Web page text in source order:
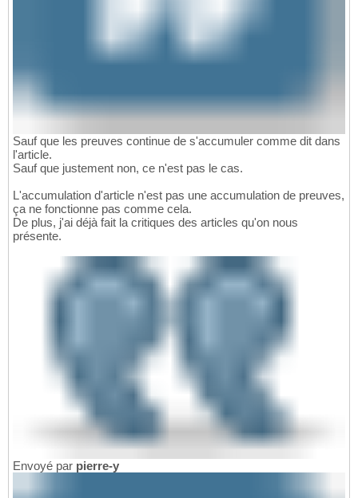
Sauf que les preuves continue de s'accumuler comme dit dans
l'article.
Sauf que justement non, ce n'est pas le cas.
L'accumulation d'article n'est pas une accumulation de preuves,
ça ne fonctionne pas comme cela.
De plus, j'ai déjà fait la critiques des articles qu'on nous
présente.
Envoyé par pierre-y